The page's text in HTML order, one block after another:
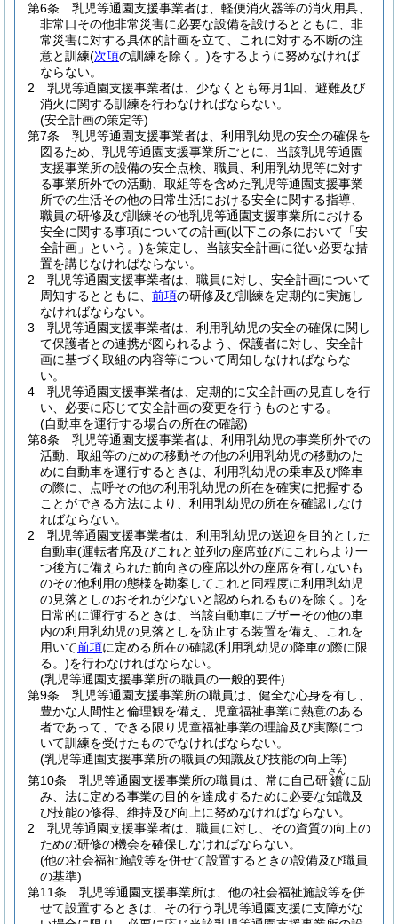
第6条
乳児等通園支援事業者は、軽便消火器等の消火用具、
非常口その他非常災害に必要な設備を設けるとともに、非
常災害に対する具体的計画を立て、これに対する不断の注
意と訓練(次項の訓練を除く。)をするように努めなければ
ならない。
2
乳児等通園支援事業者は、少なくとも毎月1回、避難及び
消火に関する訓練を行わなければならない。
(安全計画の策定等)
第7条
乳児等通園支援事業者は、利用乳幼児の安全の確保を
図るため、乳児等通園支援事業所ごとに、当該乳児等通園
支援事業所の設備の安全点検、職員、利用乳幼児等に対す
る事業所外での活動、取組等を含めた乳児等通園支援事業
所での生活その他の日常生活における安全に関する指導、
職員の研修及び訓練その他乳児等通園支援事業所における
安全に関する事項についての計画(以下この条において「安
全計画」という。)を策定し、当該安全計画に従い必要な措
置を講じなければならない。
2
乳児等通園支援事業者は、職員に対し、安全計画について
周知するとともに、 前項の研修及び訓練を定期的に実施し
なければならない。
3
乳児等通園支援事業者は、利用乳幼児の安全の確保に関し
て保護者との連携が図られるよう、保護者に対し、安全計
画に基づく取組の内容等について周知しなければならな
い。
4
乳児等通園支援事業者は、定期的に安全計画の見直しを行
い、必要に応じて安全計画の変更を行うものとする。
(自動車を運行する場合の所在の確認)
第8条
乳児等通園支援事業者は、利用乳幼児の事業所外での
活動、取組等のための移動その他の利用乳幼児の移動のた
めに自動車を運行するときは、利用乳幼児の乗車及び降車
の際に、点呼その他の利用乳幼児の所在を確実に把握する
ことができる方法により、利用乳幼児の所在を確認しなけ
ればならない。
2
乳児等通園支援事業者は、利用乳幼児の送迎を目的とした
自動車(運転者席及びこれと並列の座席並びにこれらより一
つ後方に備えられた前向きの座席以外の座席を有しないも
のその他利用の態様を勘案してこれと同程度に利用乳幼児
の見落としのおそれが少ないと認められるものを除く。)を
日常的に運行するときは、当該自動車にブザーその他の車
内の利用乳幼児の見落としを防止する装置を備え、これを
用いて前項に定める所在の確認(利用乳幼児の降車の際に限
る。)を行わなければならない。
(乳児等通園支援事業所の職員の一般的要件)
第9条
乳児等通園支援事業所の職員は、健全な心身を有し、
豊かな人間性と倫理観を備え、児童福祉事業に熱意のある
者であって、できる限り児童福祉事業の理論及び実際につ
いて訓練を受けたものでなければならない。
(乳児等通園支援事業所の職員の知識及び技能の向上等)
第10条
乳児等通園支援事業所の職員は、常に自己研鑽
さん
に励
み、法に定める事業の目的を達成するために必要な知識及
び技能の修得、維持及び向上に努めなければならない。
2
乳児等通園支援事業者は、職員に対し、その資質の向上の
ための研修の機会を確保しなければならない。
(他の社会福祉施設等を併せて設置するときの設備及び職員
の基準)
第11条
乳児等通園支援事業所は、他の社会福祉施設等を併
せて設置するときは、その行う乳児等通園支援に支障がな